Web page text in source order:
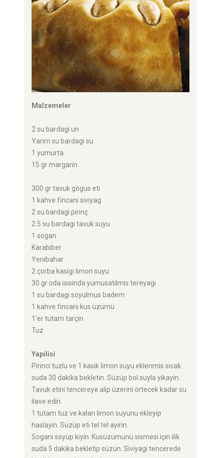
Malzemeler
2 su bardagi un
Yarim su bardagi su
1 yumurta
15 gr margarin
300 gr tavuk gögüs eti
1 kahve fincani siviyag
2 su bardagi pirinç
2.5 su bardagi tavuk suyu
1 sogan
Karabiber
Yenibahar
2 çorba kasigi limon suyu
30 gr oda isisinda yumusatilmis tereyagi
1 su bardagi soyulmus badem
1 kahve fincani kus üzümü
1'er tutam tarçin
Tuz
Yapilisi
Pirinci tuzlu ve 1 kasik limon suyu eklenmis sicak
suda 30 dakika bekletin. Süzüp bol suyla yikayin.
Tavuk etini tencereye alip üzerini örtecek kadar su
ilave edin.
1 tutam tuz ve kalan limon suyunu ekleyip
haslayin. Süzüp eti tel tel ayirin.
Sogani soyup kiyin. Kusüzümünü sismesi için ilik
suda 5 dakika bekletip süzün. Siviyagi tencerede